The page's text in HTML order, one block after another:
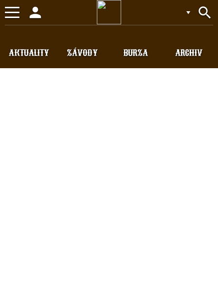
Toggle
navigation
search
person
ZÁVODY
AKTUALITY BURZA ARCHIV